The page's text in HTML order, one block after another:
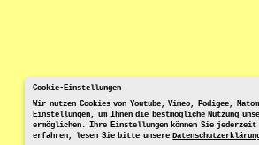
Cookie-Einstellungen
Wir nutzen Cookies von Youtube, Vimeo, Podigee,
Einstellungen, um Ihnen die bestmögliche Nutzung
ermöglichen. Ihre Einstellungen können Sie jederzeit
erfahren, lesen Sie bitte unsere